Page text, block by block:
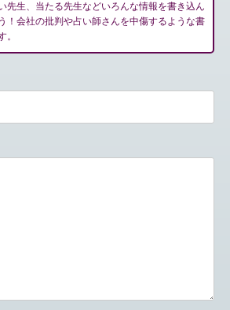
先生、当たる先生などいろんな情報を書き込ん
！会社の批判や占い師さんを中傷するような書
。